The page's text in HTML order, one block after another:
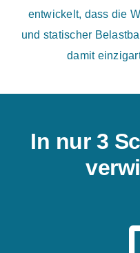
entwickelt, dass die
und statischer
damit
In nur 3